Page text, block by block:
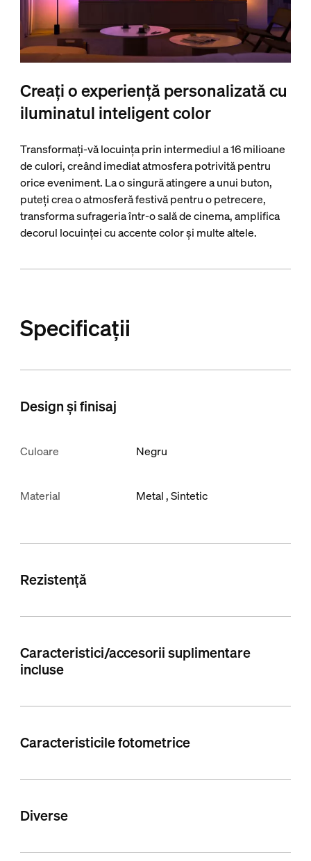
Creați o experiență personalizată cu
iluminatul inteligent color
Transformați-vă locuința prin intermediul a 16 milioane
de culori, creând imediat atmosfera potrivită pentru
orice eveniment. La o singură atingere a unui buton,
puteți crea o atmosferă festivă pentru o petrecere,
transforma sufrageria într-o sală de cinema, amplifica
decorul locuinței cu accente color și multe altele.
Specificații
Design și finisaj
Culoare Negru
Material Metal Sintetic
Rezistență
Caracteristici/accesorii suplimentare
incluse
Caracteristicile fotometrice
Diverse